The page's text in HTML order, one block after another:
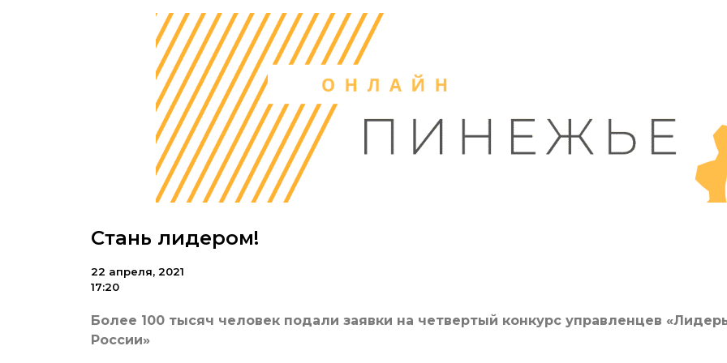
Стань лидером!
22 апреля, 2021
17:20
Более 100 тысяч человек подали заявки на четвертый конкурс управленцев
России»